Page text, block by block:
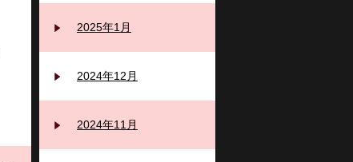
2025年1月
2024年12月
2024年11月